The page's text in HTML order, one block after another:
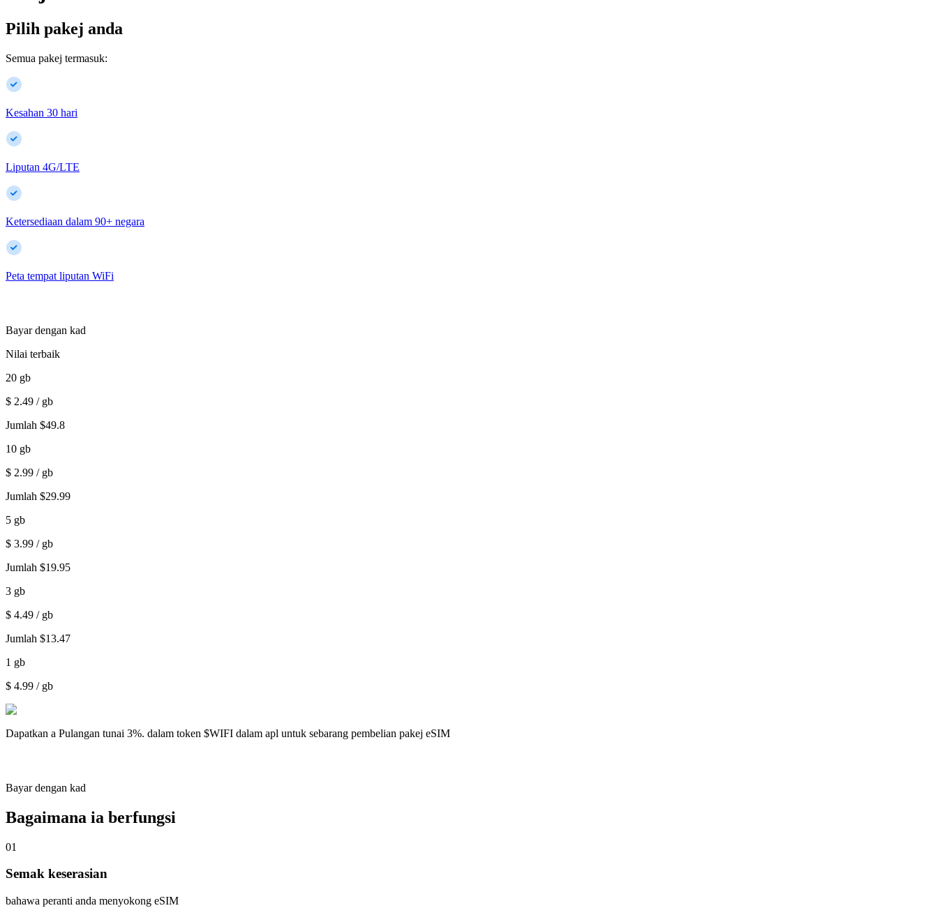
Pilih pakej anda
Semua pakej termasuk:
Kesahan 30 hari
Liputan 4G/LTE
Ketersediaan dalam 90+ negara
Peta tempat liputan WiFi
Bayar dengan kad
Nilai terbaik
20 gb
$ 2.49 / gb
Jumlah $49.8
10 gb
$ 2.99 / gb
Jumlah $29.99
5 gb
$ 3.99 / gb
Jumlah $19.95
3 gb
$ 4.49 / gb
Jumlah $13.47
1 gb
$ 4.99 / gb
Dapatkan a Pulangan tunai 3%. dalam token $WIFI dalam apl untuk sebarang pembelian pakej eSIM
Bayar dengan kad
Bagaimana ia berfungsi
01
Semak keserasian
bahawa peranti anda menyokong eSIM